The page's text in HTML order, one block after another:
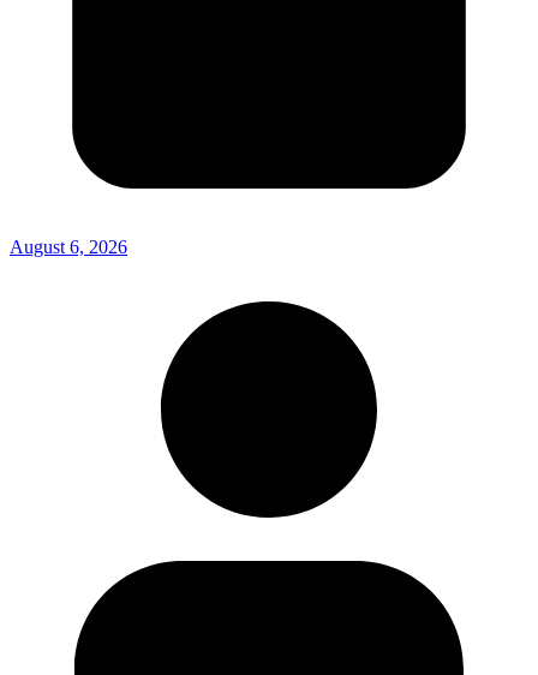
August 6, 2026